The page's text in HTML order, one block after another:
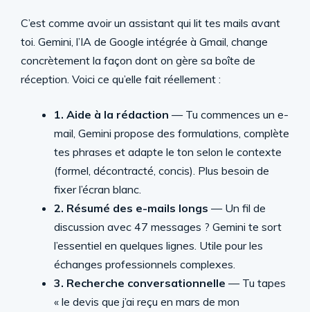
C’est comme avoir un assistant qui lit tes mails avant
toi. Gemini, l’IA de Google intégrée à Gmail, change
concrètement la façon dont on gère sa boîte de
réception. Voici ce qu’elle fait réellement :
1. Aide à la rédaction — Tu commences un e-
mail, Gemini propose des formulations, complète
tes phrases et adapte le ton selon le contexte
(formel, décontracté, concis). Plus besoin de
fixer l’écran blanc.
2. Résumé des e-mails longs — Un fil de
discussion avec 47 messages ? Gemini te sort
l’essentiel en quelques lignes. Utile pour les
échanges professionnels complexes.
3. Recherche conversationnelle — Tu tapes
« le devis que j’ai reçu en mars de mon